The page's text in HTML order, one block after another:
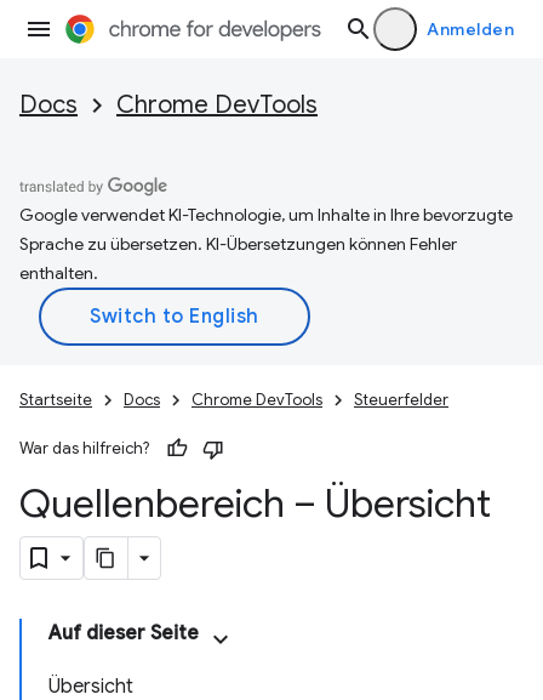
Anmelden
Docs Chrome DevTools
Google verwendet KI-Technologie, um Inhalte in Ihre bevorzugte
Sprache zu übersetzen. KI-Übersetzungen können Fehler
enthalten.
Startseite Docs Chrome DevTools Steuerfelder
War das hilfreich?
Quellenbereich – Übersicht
Auf dieser Seite
Übersicht